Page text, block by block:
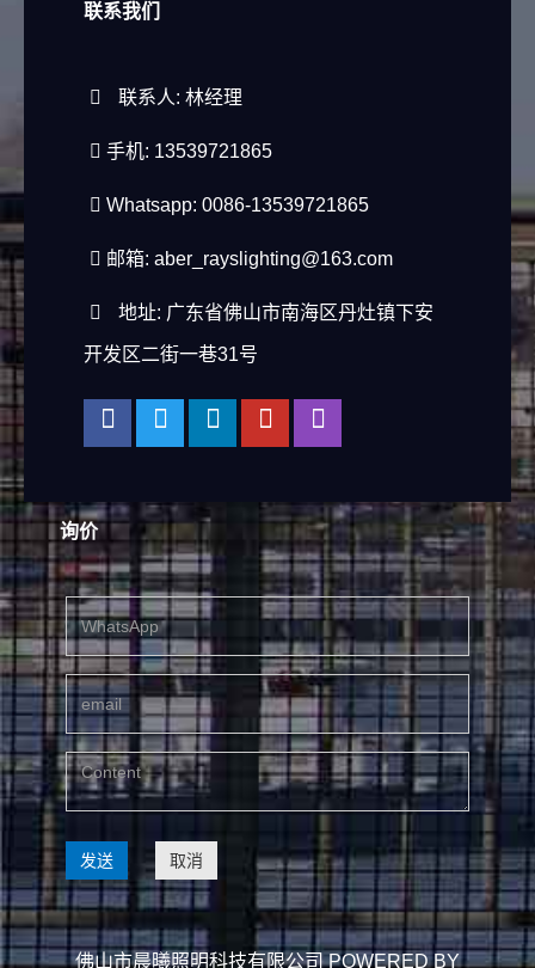
联系我们
联系人: 林经理
手机: 13539721865
Whatsapp: 0086-13539721865
邮箱: aber_rayslighting@163.com
地址: 广东省佛山市南海区丹灶镇下安
开发区二街一巷31号
询价
发送 取消
佛山市晨曦照明科技有限公司POWERED BY